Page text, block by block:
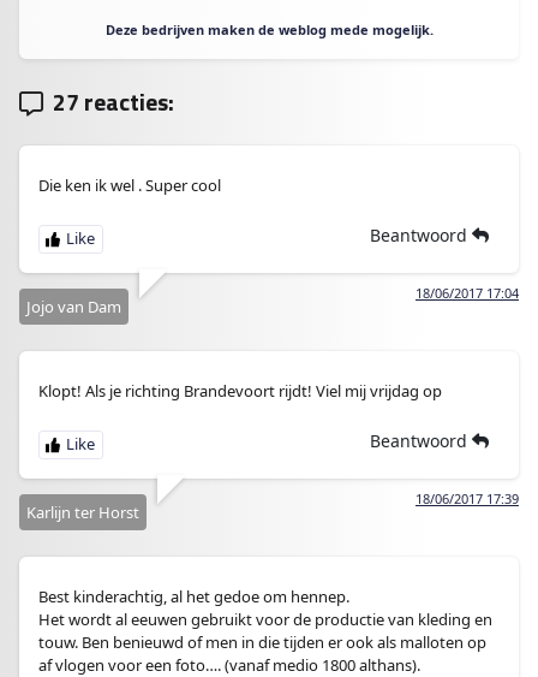
Deze bedrijven maken de weblog mede mogelijk.
27 reacties:
Die ken ik wel . Super cool
Beantwoord
18/06/2017 17:04
Jojo van Dam
Klopt! Als je richting Brandevoort rijdt! Viel mij vrijdag op
Beantwoord
18/06/2017 17:39
Karlijn ter Horst
Best kinderachtig, al het gedoe om hennep.
Het wordt al eeuwen gebruikt voor de productie van kleding en
touw. Ben benieuwd of men in die tijden er ook als malloten op
af vlogen voor een foto…. (vanaf medio 1800 althans).